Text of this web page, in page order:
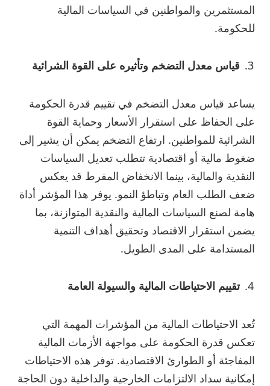
المستثمرين والمواطنين في السياسات المالية
للحكومة.
قياس معدل التضخم وتأثيره على القوة الشرائية
يساعد قياس معدل التضخم في تقييم قدرة الحكومة
على الحفاظ على استقرار الأسعار وحماية القوة
الشرائية للمواطنين. ارتفاع التضخم يمكن أن يشير إلى
ضغوط مالية أو اقتصادية تتطلب تعديل السياسات
النقدية والمالية، بينما الانخفاض المفرط قد يعكس
ضعف الطلب العام وتباطؤ النمو. يوفر هذا المؤشر أداة
هامة لصنع السياسات المالية والنقدية المتوازنة، بما
يضمن استقرار الاقتصاد وتحقيق أهداف التنمية
المستدامة على المدى الطويل.
تقييم الاحتياطات المالية والسيولة العامة
تُعد الاحتياطات المالية من المؤشرات المهمة التي
تعكس قدرة الحكومة على مواجهة الأزمات المالية
المفاجئة أو الطوارئ الاقتصادية. توفر هذه الاحتياطات
إمكانية سداد الالتزامات الخارجية والداخلية دون الحاجة